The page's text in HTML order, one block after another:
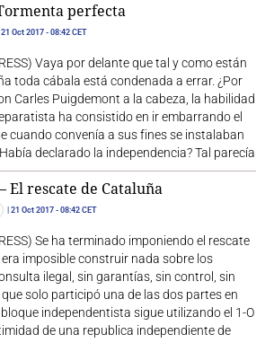
perfecta
21 Oct 2017 - 08:42 CET
Vaya por delante que tal y como están
toda cábala está condenada a errar. ¿Por
Carles Puigdemont a la cabeza, la habilidad
ha consistido en ir embarrando el
cuando convenía a sus fines se instalaban
declarado la independencia? Tal parecía
El rescate de Cataluña
21 Oct 2017 - 08:42 CET
Se ha terminado imponiendo el rescate
imposible construir nada sobre los
ilegal, sin garantías, sin control, sin
solo participó una de las dos partes en
bloque independentista sigue utilizando el 1-O
de una republica independiente de